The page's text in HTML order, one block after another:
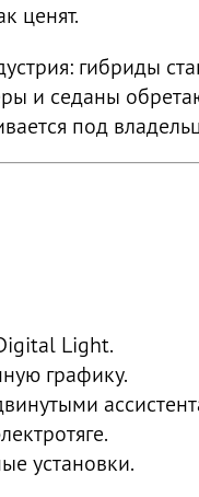
ценят.
гибриды
и седаны
под
Light.
графику.
установки.